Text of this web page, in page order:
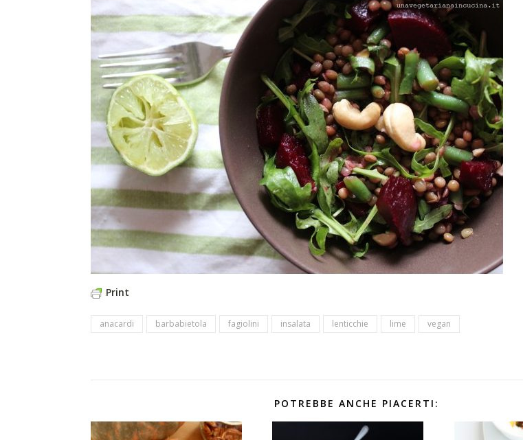
Print
anacardi barbabietola fagiolini insalata lenticchie lime vegan
POTREBBE ANCHE PIACERTI: